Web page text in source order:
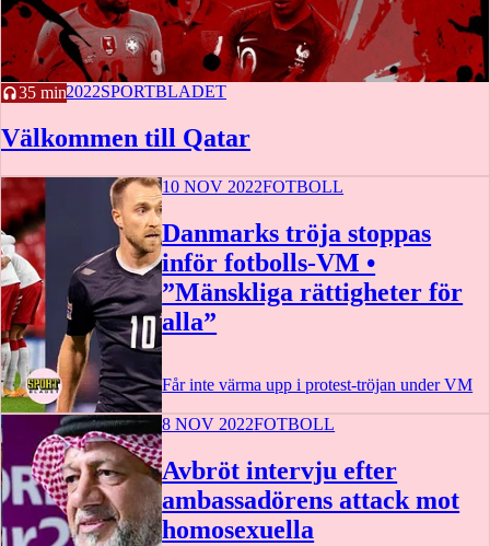
35 min
11 NOV 2022SPORTBLADET
Välkommen till Qatar
10 NOV 2022FOTBOLL
Danmarks tröja stoppas
inför fotbolls-VM •
”Mänskliga rättigheter för
alla”
Får inte värma upp i protest-tröjan under VM
8 NOV 2022FOTBOLL
Avbröt intervju efter
ambassadörens attack mot
homosexuella